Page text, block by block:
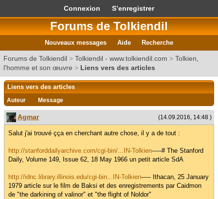
Connexion S’enregistrer
Forums de Tolkiendil
Nouveaux messages Aide Recherche
Forums de Tolkiendil > Tolkiendil - www.tolkiendil.com > Tolkien,
l'homme et son œuvre > Liens vers des articles
Liens vers des articles
Auteur Message
(14.09.2016, 14:48 )
Agmar
Salut j'ai trouvé çça en cherchant autre chose, il y a de tout :
http://stanforddailyarchive.com/cgi-bin/...IN-Tolkien-----# The Stanford
Daily, Volume 149, Issue 62, 18 May 1966 un petit article SdA
http://idnc.library.illinois.edu/cgi-bin...IN-Tolkien----- Ithacan, 25 January
1979 article sur le film de Baksi et des enregistrements par Caidmon
de "the darkining of valinor" et "the flight of Noldor"